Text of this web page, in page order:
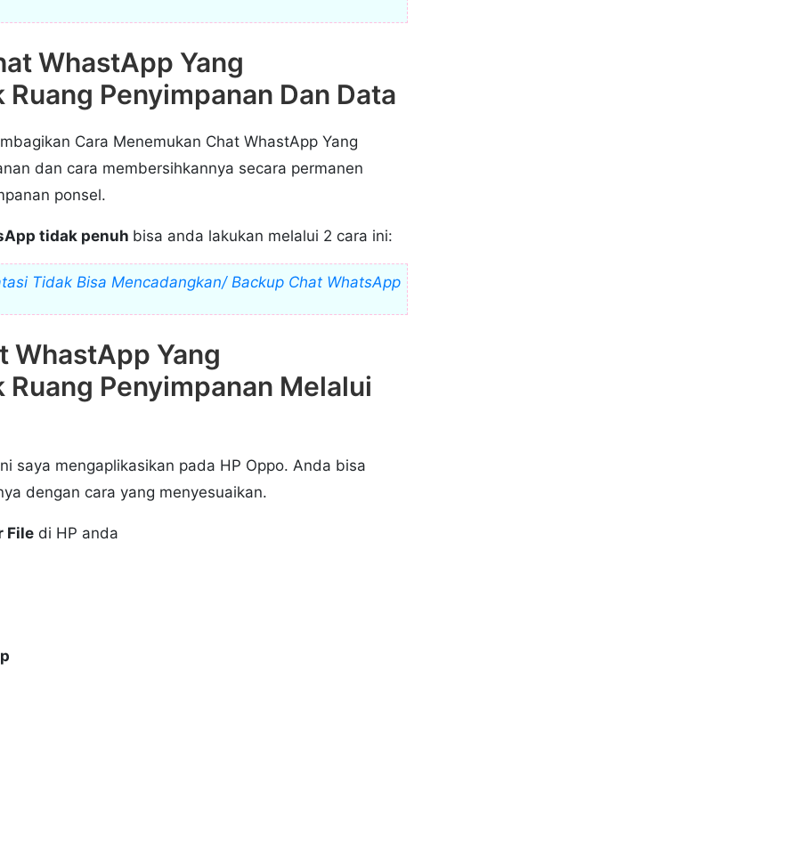
WhastApp Yang
Penyimpanan Dan Data
Cara Menemukan Chat WhastApp Yang
dan cara membersihkannya secara permanen
ponsel.
tidak penuh bisa anda lakukan melalui 2 cara ini:
Tidak Bisa Mencadangkan/ Backup Chat WhatsApp
WhastApp Yang
Penyimpanan Melalui
saya mengaplikasikan pada HP Oppo. Anda bisa
dengan cara yang menyesuaikan.
File di HP anda